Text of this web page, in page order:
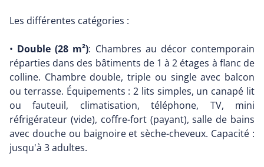
Les différentes catégories :
• Double (28 m²): Chambres au décor contemporain
réparties dans des bâtiments de 1 à 2 étages à flanc de
colline. Chambre double, triple ou single avec balcon
ou terrasse. Équipements : 2 lits simples, un canapé lit
ou fauteuil, climatisation, téléphone, TV, mini
réfrigérateur (vide), coffre-fort (payant), salle de bains
avec douche ou baignoire et sèche-cheveux. Capacité :
jusqu'à 3 adultes.